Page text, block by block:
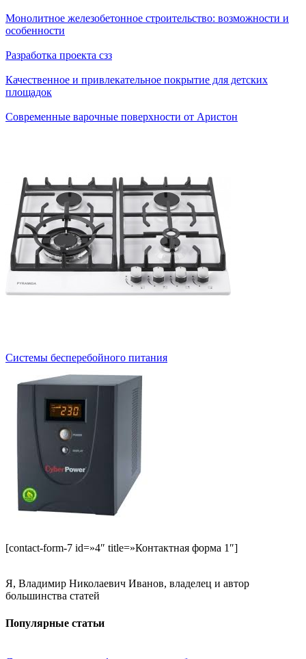
Монолитное железобетонное строительство: возможности и
особенности
Разработка проекта сзз
Качественное и привлекательное покрытие для детских
площадок
Современные варочные поверхности от Аристон
Системы бесперебойного питания
[contact-form-7 id=»4″ title=»Контактная форма 1″]
Я, Владимир Николаевич Иванов, владелец и автор
большинства статей
Популярные статьи